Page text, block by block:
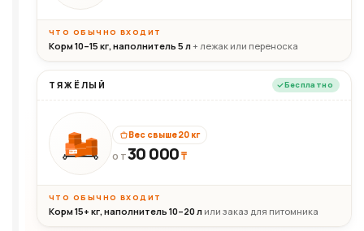
ЧТО ОБЫЧНО ВХОДИТ
Корм 10–15 кг, наполнитель 5 л+ лежак или переноска
ТЯЖЁЛЫЙ Бесплатно
30+кг
Вес свыше 20 кг
ОТ30 000₸
ЧТО ОБЫЧНО ВХОДИТ
Корм 15+ кг, наполнитель 10–20 л или заказ для питомника